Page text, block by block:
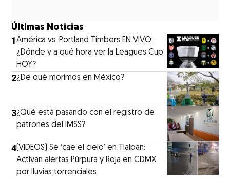
Últimas Noticias
1América vs. Portland Timbers EN VIVO:
¿Dónde y a qué hora ver la Leagues Cup
HOY?
2¿De qué morimos en México?
3¿Qué está pasando con el registro de
patrones del IMSS?
4 (VIDEOS) Se ‘cae el cielo’ en Tlalpan:
Activan alertas Púrpura y Roja en CDMX
por lluvias torrenciales